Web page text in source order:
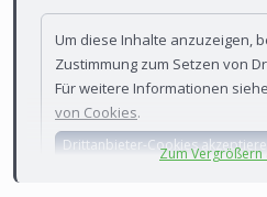
Um diese Inhalte anzuzeigen,
Zustimmung zum Setzen von
Für weitere Informationen
von Cookies.
Drittanbieter-CookiesZum Vergrößern